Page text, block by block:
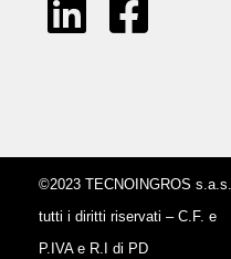
©2023 TECNOINGROS s.a.s.,
tutti i diritti riservati – C.F. e
P.IVA e R.I di PD